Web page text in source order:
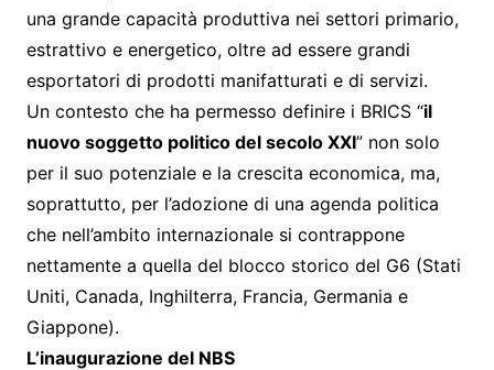
una grande capacità produttiva nei settori primario,
estrattivo e energetico, oltre ad essere grandi
esportatori di prodotti manifatturati e di servizi.
Un contesto che ha permesso definire i BRICS “il
nuovo soggetto politico del secolo XXI” non solo
per il suo potenziale e la crescita economica, ma,
soprattutto, per l’adozione di una agenda politica
che nell’ambito internazionale si contrappone
nettamente a quella del blocco storico del G6 (Stati
Uniti, Canada, Inghilterra, Francia, Germania e
Giappone).
L’inaugurazione del NBS